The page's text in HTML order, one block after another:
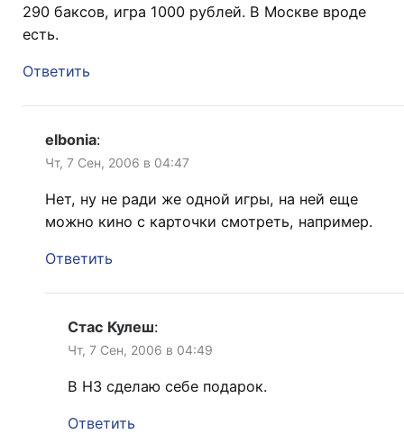
290 баксов, игра 1000 рублей. В Москве вроде
есть.
Ответить
elbonia:
Чт, 7 Сен, 2006 в 04:47
Нет, ну не ради же одной игры, на ней еще
можно кино с карточки смотреть, например.
Ответить
Стас Кулеш:
Чт, 7 Сен, 2006 в 04:49
В НЗ сделаю себе подарок.
Ответить